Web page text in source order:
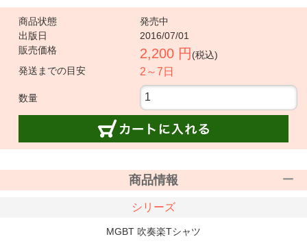
商品状態
発売中
出版日
2016/07/01
販売価格
2,200 円 (税込)
発送までの目安
2～7日
数量
商品情報
シリーズ
MGBT 吹奏楽Tシャツ